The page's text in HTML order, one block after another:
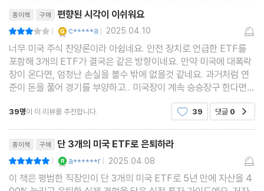
4장 - 트라이앵글 포트폴리오 Ⅱ 자산 증가행 급행열차를 태워줄 Q
QQ
01 압도적 성장 가능성 지닌 괴물 같은 ETF, QQQ
02 은퇴 극약 처방, QQQ로 은퇴하는 법
03 나의 QQQ 투자 포트폴리오 대공개
04 투자수익 재투자로 자산 늘리는 필승 전략
05 은퇴 시점과 시장 고점이 맞아떨어지지 않는다면?
종이책 구매 편향된 시각이 이쉬워요
| c*****a | 2025.04.10
너무 미국 주식 찬양론이라 아쉽네요. 안전 장치로 언급한 ETF를
포함해 3개의 ETF가 결국은 같은 방향이네요. 만약 미국에 대폭락
장이 온다면, 엄청난 손실을 볼수 밖에 없을것 같네요. 과거처럼 연
준이 돈을 풀어 경기를 부양하고.. 미국장이 계속 승승장구 한다면
너무나 좋은 전략이겠지만... 그건 아무도 모르지 않을까요? 연평균
수익률도 너무 강세장인 시기를 기준으로 극단적이
39명이 이 리뷰를 추천합니다. 39 댓글 0
종이책 구매 단 3개의 미국 ETF로 은퇴하라
| a******r | 2025.04.08
이 책은 평범한 직장인이 단 3개의 미국 ETF로 5년 만에 자산을 4